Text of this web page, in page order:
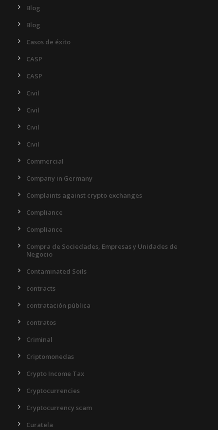
Blog
Blog
Casos de éxito
CASP
CASP
Civil
Civil
Civil
Civil
Commercial
Company in Germany
Complaints against crypto exchanges
Compliance
Compliance
Compra de Sociedades, Empresas y Unidades de
Negocio
Contaminated Soils
contracts
contratación pública
contratos
Criminal
Criptomonedas
Crypto Income Tax
Cryptocurrencies
Cryptocurrency scam
Curatela